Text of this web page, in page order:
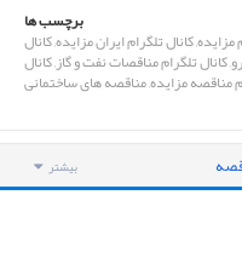
برچسب ها
مزايده,کانال تلگرام ایران مزایده,کانال
,کانال تلگرام مناقصات نفت و گاز,کانال
مناقصه مزایده,مناقصه های ساختمانی
بیشتر